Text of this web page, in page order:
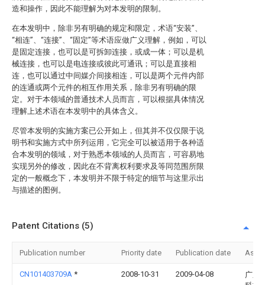
造和操作，因此不能理解为对本发明的限制。
在本发明中，除非另有明确的规定和限定，术语“安装”、
“相连”、“连接”、“固定”等术语应做广义理解，例如，可以
是固定连接，也可以是可拆卸连接，或成一体；可以是机
械连接，也可以是电连接或彼此可通讯；可以是直接相
连，也可以通过中间媒介间接相连，可以是两个元件内部
的连通或两个元件的相互作用关系，除非另有明确的限
定。对于本领域的普通技术人员而言，可以根据具体情况
理解上述术语在本发明中的具体含义。
尽管本发明的实施方案已公开如上，但其并不仅仅限于说
明书和实施方式中所列运用，它完全可以被适用于各种适
合本发明的领域，对于熟悉本领域的人员而言，可容易地
实现另外的修改，因此在不背离权利要求及等同范围所限
定的一般概念下，本发明并不限于特定的细节与这里示出
与描述的图例。
Patent Citations (5)
Publication number Priority date Publication date
CN101403709A * 2008-10-31 2009-04-08
广东